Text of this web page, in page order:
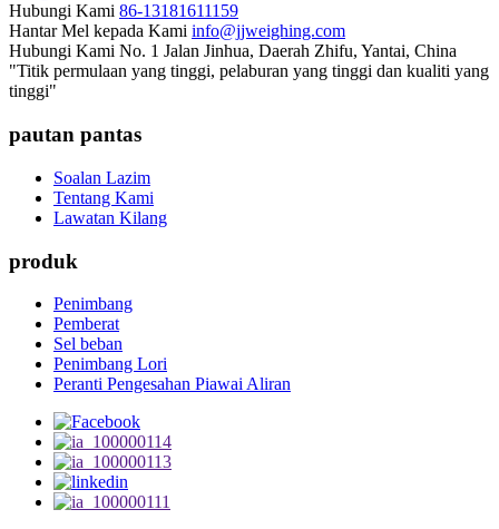
Hubungi Kami 86-13181611159
Hantar Mel kepada Kami info@jjweighing.com
Hubungi Kami No. 1 Jalan Jinhua, Daerah Zhifu, Yantai, China
"Titik permulaan yang tinggi, pelaburan yang tinggi dan kualiti yang
tinggi"
pautan pantas
Soalan Lazim
Tentang Kami
Lawatan Kilang
produk
Penimbang
Pemberat
Sel beban
Penimbang Lori
Peranti Pengesahan Piawai Aliran